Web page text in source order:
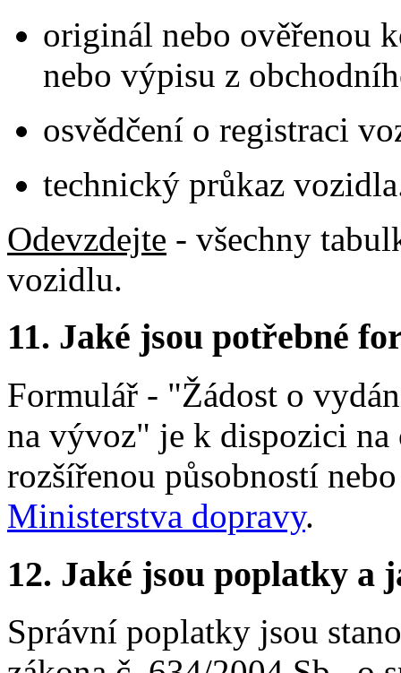
originál nebo ověřenou
nebo výpisu z
osvědčení o registraci
technický průkaz
Odevzdejte - všechny
vozidlu.
11. Jaké jsou potřebné
Formulář - "Žádost o
na vývoz" je k dispozici na
rozšířenou působností
Ministerstva dopravy.
12. Jaké jsou poplatky a
Správní poplatky jsou